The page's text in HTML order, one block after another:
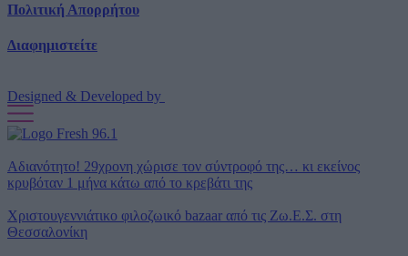
Πολιτική Απορρήτου
Διαφημιστείτε
Designed & Developed by
Αδιανότητο! 29χρονη χώρισε τον σύντροφό της… κι εκείνος
κρυβόταν 1 μήνα κάτω από το κρεβάτι της
Χριστουγεννιάτικο φιλοζωικό bazaar από τις Ζω.Ε.Σ. στη
Θεσσαλονίκη